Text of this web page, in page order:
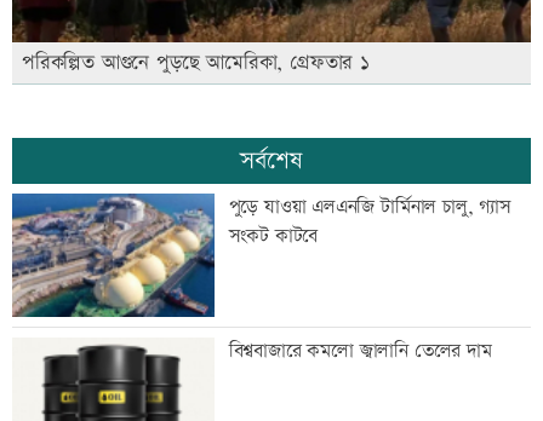
পরিকল্পিত আগুনে পুড়ছে আমেরিকা, গ্রেফতার ১
সর্বশেষ
পুড়ে যাওয়া এলএনজি টার্মিনাল চালু, গ্যাস
সংকট কাটবে
বিশ্ববাজারে কমলো জ্বালানি তেলের দাম